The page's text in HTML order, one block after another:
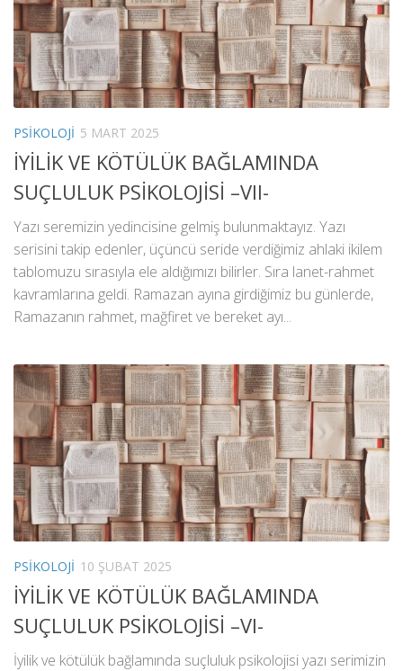
PSIKOLOJI 5 MART 2025
İYİLİK VE KÖTÜLÜK BAĞLAMINDA
SUÇLULUK PSİKOLOJİSİ –VII-
Yazı seremizin yedincisine gelmiş bulunmaktayız. Yazı
serisini takip edenler, üçüncü seride verdiğimiz ahlaki ikilem
tablomuzu sırasıyla ele aldığımızı bilirler. Sıra lanet-rahmet
kavramlarına geldi. Ramazan ayına girdiğimiz bu günlerde,
Ramazanın rahmet, mağfiret ve bereket ayı...
PSIKOLOJI 10 ŞUBAT 2025
İYİLİK VE KÖTÜLÜK BAĞLAMINDA
SUÇLULUK PSİKOLOJİSİ –VI-
İyilik ve kötülük bağlamında suçluluk psikolojisi yazı serimizin